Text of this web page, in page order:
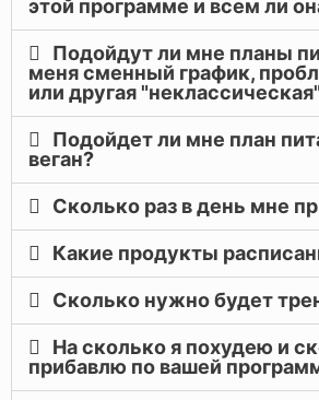
этой программе и всем ли
Подойдут ли мне планы
меня сменный график,
или другая
Подойдет ли мне план
веган?
Сколько раз в день мне
Какие продукты
Сколько нужно будет
На сколько я похудею и
прибавлю по вашей